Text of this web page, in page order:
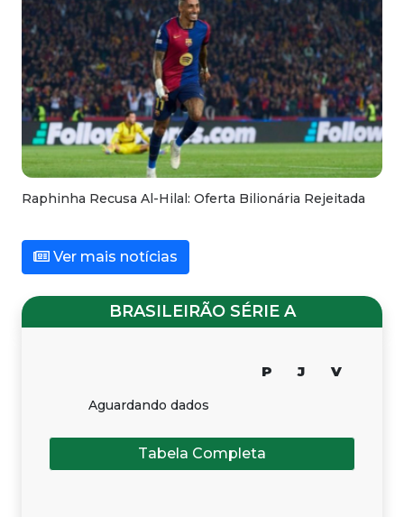
Raphinha Recusa Al-Hilal: Oferta Bilionária Rejeitada
Ver mais notícias
BRASILEIRÃO SÉRIE A
P J V
Aguardando dados
Tabela Completa